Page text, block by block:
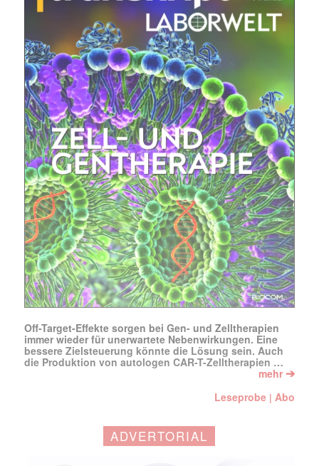
Mit dem |transkript-Newsletter
jede Woche aktuell informiert.
E-
Mail
(erforderlich)
Off-Target-Effekte sorgen bei Gen- und Zelltherapien
immer wieder für unerwartete Nebenwirkungen. Eine
bessere Zielsteuerung könnte die Lösung sein. Auch
die Produktion von autologen CAR-T-Zelltherapien …
mehr ➔
Leseprobe | Abo
ADVERTORIAL